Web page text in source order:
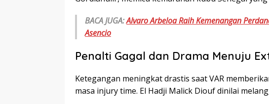
BACA JUGA:Alvaro Arbeloa Raih Kemenangan
Asencio
Penalti Gagal dan Drama Menuju
Ketegangan meningkat drastis saat VAR
masa injury time. El Hadji Malick Diouf dinilai